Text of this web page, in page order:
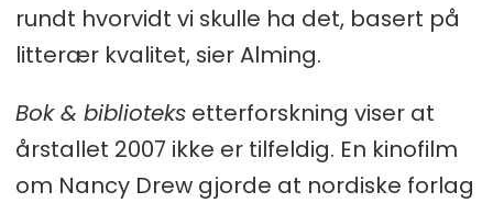
rundt hvorvidt vi skulle ha det, basert på
litterær kvalitet, sier Alming.
Bok & biblioteksetterforskning viser at
årstallet 2007 ikke er tilfeldig. En kinofilm
om Nancy Drew gjorde at nordiske forlag